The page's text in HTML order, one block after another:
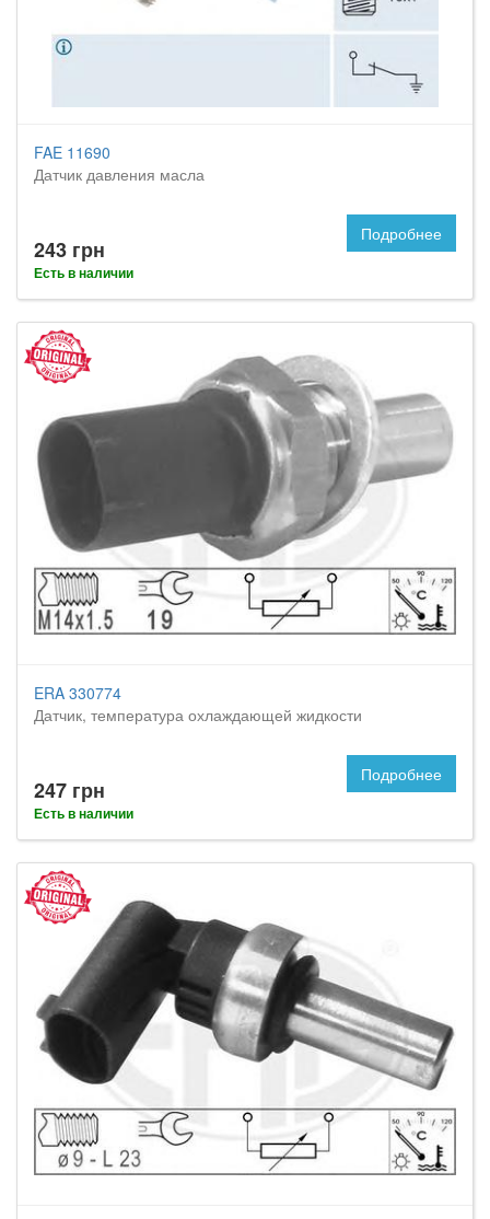
FAE 11690
Датчик давления масла
243 грн
Есть в наличии
Подробнее
ERA 330774
Датчик, температура охлаждающей жидкости
247 грн
Есть в наличии
Подробнее